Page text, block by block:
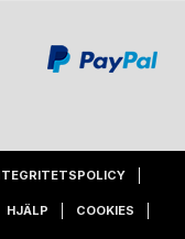
HJÄLP COOKIES